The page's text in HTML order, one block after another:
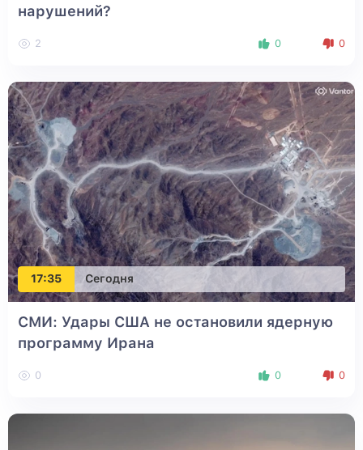
нарушений?
2 0 0
17:35 Сегодня
СМИ: Удары США не остановили ядерную
программу Ирана
0 0 0